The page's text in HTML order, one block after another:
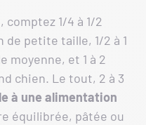
1/4 à 1/2
de petite taille, 1/2 à 1
moyenne, et 1 à 2
chien. Le tout, 2 à 3
à une alimentation
équilibrée, pâtée ou